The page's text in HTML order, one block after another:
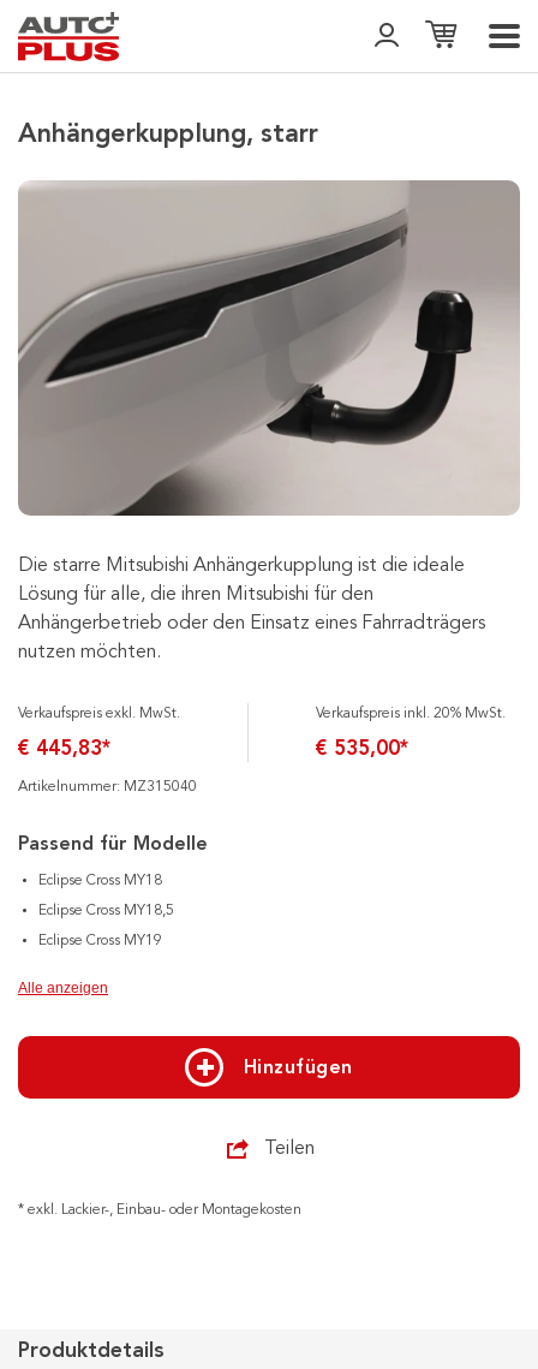
Anhängerkupplung, starr
Die starre Mitsubishi Anhängerkupplung ist die ideale
Lösung für alle, die ihren Mitsubishi für den
Anhängerbetrieb oder den Einsatz eines Fahrradträgers
nutzen möchten.
Verkaufspreis exkl. MwSt.
€ 445,83*
Verkaufspreis inkl. 20% MwSt.
€ 535,00*
Artikelnummer: MZ315040
Passend für Modelle
Eclipse Cross MY18
Eclipse Cross MY18,5
Eclipse Cross MY19
Alle anzeigen
Hinzufügen
Teilen
* exkl. Lackier-, Einbau- oder Montagekosten
Produktdetails